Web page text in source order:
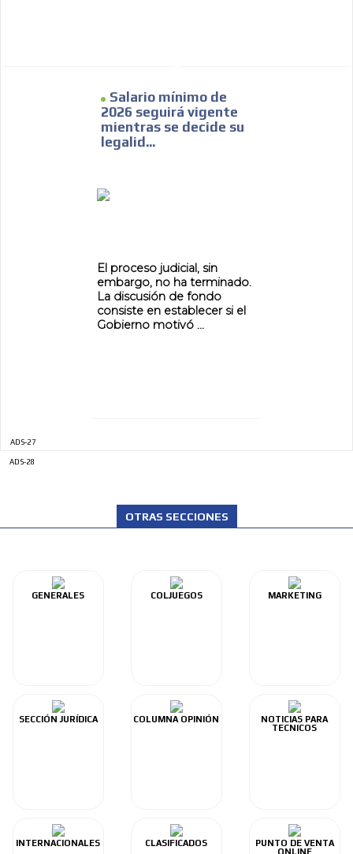
Salario mínimo de
2026 seguirá vigente
mientras se decide su
legalid...
El proceso judicial, sin
embargo, no ha terminado.
La discusión de fondo
consiste en establecer si el
Gobierno motivó ...
ADS-27
ADS-28
OTRAS SECCIONES
GENERALES COLJUEGOS MARKETING
SECCIÓN JURÍDICA COLUMNA OPINIÓN
NOTICIAS PARA
TECNICOS
INTERNACIONALES CLASIFICADOS
PUNTO DE VENTA
ONLINE